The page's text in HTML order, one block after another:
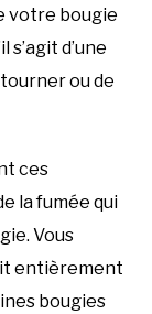
votre bougie
d’une
ou de
ces
la fumée qui
Vous
entièrement
bougies